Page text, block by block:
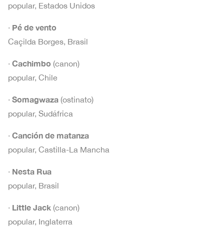
popular, Estados Unidos
· Pé de vento
Caçilda Borges, Brasil
· Cachimbo (canon)
popular, Chile
· Somagwaza (ostinato)
popular, Sudáfrica
· Canción de matanza
popular, Castilla-La Mancha
· Nesta Rua
popular, Brasil
· Little Jack (canon)
popular, Inglaterra